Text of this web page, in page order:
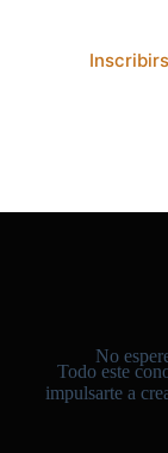
No
Todo este
impulsarte a